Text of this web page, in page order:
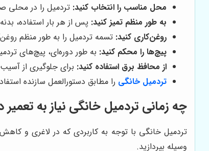
محل مناسب را انتخاب کنید: تردمیل را در محلی
به طور منظم تمیز کنید: پس از هر بار استفاده،
روغن‌کاری کنید: تسمه تردمیل را به طور منظم
پیچ‌ها را محکم کنید: به طور دوره‌ای، پیچ‌های
از محافظ برق استفاده کنید: برای جلوگیری از
تردمیل خانگی را مطابق دستورالعمل سازنده
چه زمانی تردمیل خانگی نیاز به تعمیر
تردمیل خانگی با توجه به کاربردی که در لاغری و
وسیله بپردازید.